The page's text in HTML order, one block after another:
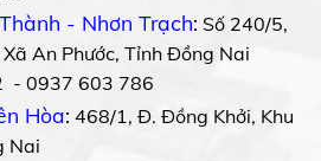
- Nhơn Trạch: Số 240/5,
An Phước, Tỉnh Đồng Nai
- 0937 603 786
Hòa: 468/1, Đ. Đồng Khởi, Khu
Nai